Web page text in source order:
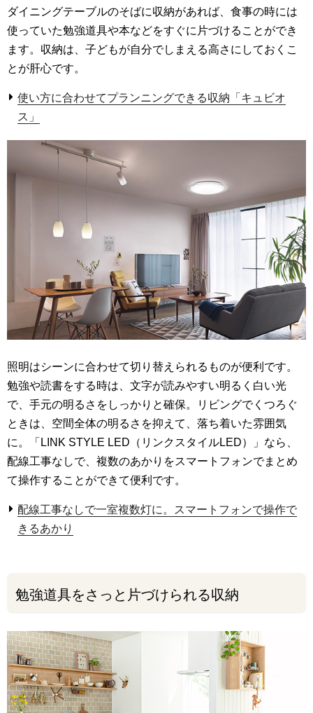
ダイニングテーブルのそばに収納があれば、食事の時には
使っていた勉強道具や本などをすぐに片づけることができ
ます。収納は、子どもが自分でしまえる高さにしておくこ
とが肝心です。
使い方に合わせてプランニングできる収納「キュビオ
ス」
照明はシーンに合わせて切り替えられるものが便利です。
勉強や読書をする時は、文字が読みやすい明るく白い光
で、手元の明るさをしっかりと確保。リビングでくつろぐ
ときは、空間全体の明るさを抑えて、落ち着いた雰囲気
に。「LINK STYLE LED（リンクスタイルLED）」なら、
配線工事なしで、複数のあかりをスマートフォンでまとめ
て操作することができて便利です。
配線工事なしで一室複数灯に。スマートフォンで操作で
きるあかり
勉強道具をさっと片づけられる収納